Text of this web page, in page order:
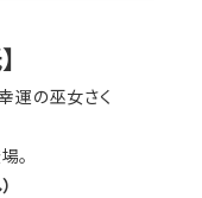
運の巫女さく
。